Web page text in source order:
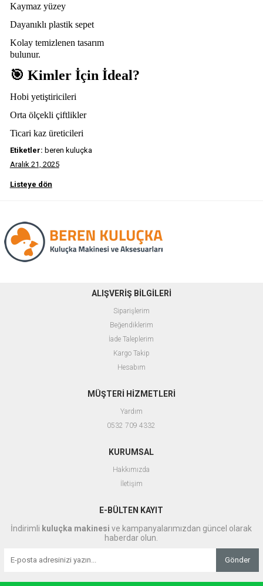
Kaymaz yüzey
Dayanıklı plastik sepet
Kolay temizlenen tasarım
bulunur.
🎯 Kimler İçin İdeal?
Hobi yetiştiricileri
Orta ölçekli çiftlikler
Ticari kaz üreticileri
Etiketler: beren kuluçka
Aralık 21, 2025
Listeye dön
ALIŞVERİŞ BİLGİLERİ
Siparişlerim
Beğendiklerim
İade Taleplerim
Kargo Takip
Hesabım
MÜŞTERİ HİZMETLERİ
Yardım
0532 709 4332
KURUMSAL
Hakkımızda
İletişim
E-BÜLTEN KAYIT
İndirimli kuluçka makinesi ve kampanyalarımızdan güncel olarak
haberdar olun.
Gönder